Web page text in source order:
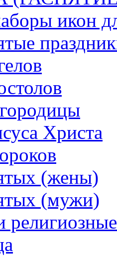
икон
Христа
(жены)
(мужи)